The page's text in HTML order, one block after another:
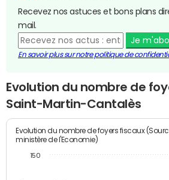
Recevez nos astuces et bons plans
mail.
Je
En savoir plus sur notre politique de
Evolution du nombre de
Saint-Martin-Cantalès
Evolution du nombre de foyers fiscaux
ministère de l'Economie)
150